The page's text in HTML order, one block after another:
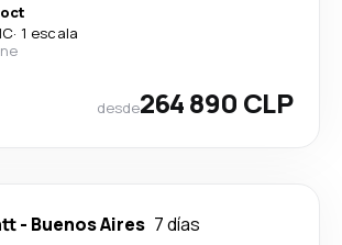
· 1 escala
desde264 890 CLP
- Buenos Aires 7 días